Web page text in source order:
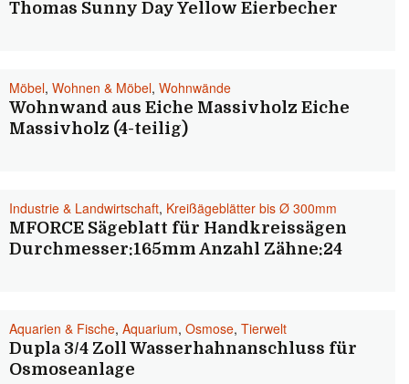
Thomas Sunny Day Yellow Eierbecher
Möbel, Wohnen & Möbel, Wohnwände
Wohnwand aus Eiche Massivholz Eiche
Massivholz (4-teilig)
Industrie & Landwirtschaft, Kreißägeblätter bis Ø 300mm
MFORCE Sägeblatt für Handkreissägen
Durchmesser:165mm Anzahl Zähne:24
Aquarien & Fische, Aquarium, Osmose, Tierwelt
Dupla 3/4 Zoll Wasserhahnanschluss für
Osmoseanlage